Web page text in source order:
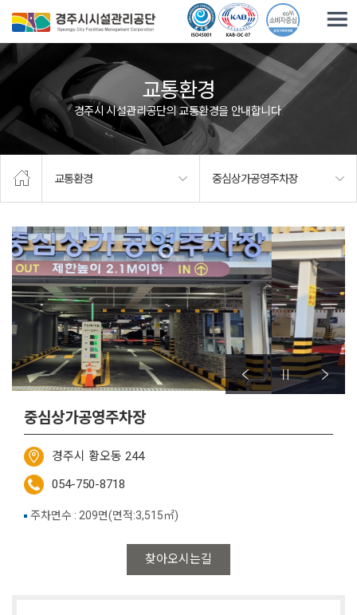
교통환경
경주시 시설관리공단의 교통환경을 안내합니다.
교통환경 중심상가공영주차장
중심상가공영주차장
경주시 황오동 244
054-750-8718
찾아오시는길
주차면수 : 209면(면적:3,515㎡)